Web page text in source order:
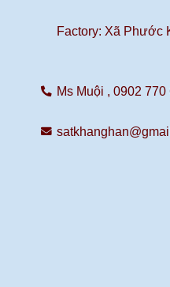
Factory: Xã Phước
Ms Muội , 0902 770